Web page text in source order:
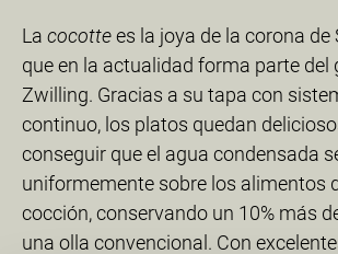
La cocottees la joya de la corona de
que en la actualidad forma parte del
Zwilling. Gracias a su tapa con
continuo, los platos quedan
conseguir que el agua condensada
uniformemente sobre los alimentos
cocción, conservando un 10% más
una olla convencional. Con